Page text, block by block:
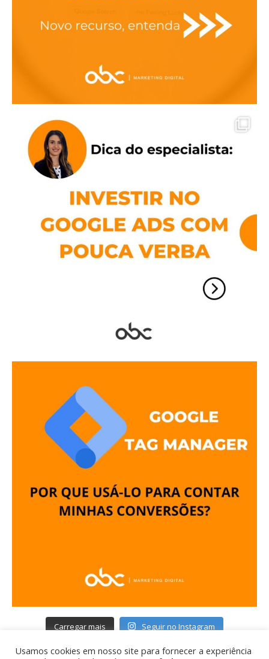
Carregar mais Seguir no Instagram
Usamos cookies em nosso site para fornecer a experiência